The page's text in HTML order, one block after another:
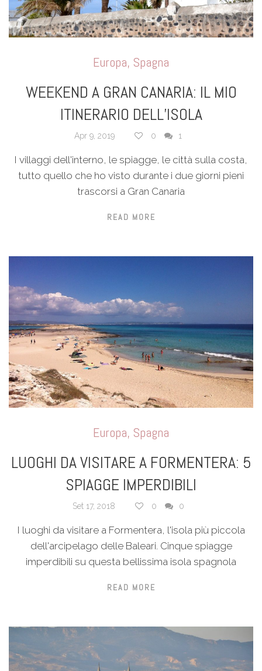
Europa, Spagna
WEEKEND A GRAN CANARIA: IL MIO
ITINERARIO DELL’ISOLA
Apr 9, 2019 0 1
I villaggi dell'interno, le spiagge, le città sulla costa,
tutto quello che ho visto durante i due giorni pieni
trascorsi a Gran Canaria
READ MORE
Europa, Spagna
LUOGHI DA VISITARE A FORMENTERA: 5
SPIAGGE IMPERDIBILI
Set 17, 2018 0 0
I luoghi da visitare a Formentera, l'isola più piccola
dell'arcipelago delle Baleari. Cinque spiagge
imperdibili su questa bellissima isola spagnola
READ MORE